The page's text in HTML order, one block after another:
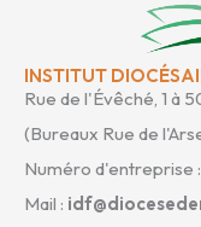
INSTITUT
Rue de l'Évêché, 1 à
(Bureaux Rue de
Numéro d'entreprise :
Mail :